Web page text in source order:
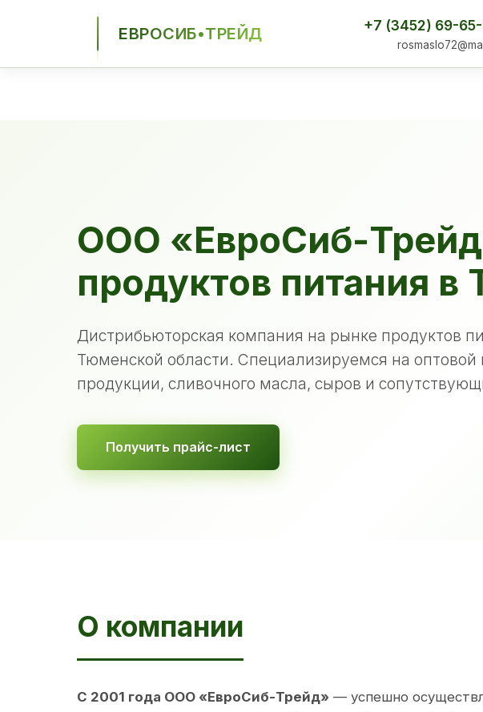
ЕВРОСИБ•ТРЕЙД +7 (3452) 69-
ООО «ЕвроСиб-
продуктов питания
Дистрибьюторская компания на рынке продуктов
Тюменской области. Специализируемся на оптовой
продукции, сливочного масла, сыров и
Получить прайс-лист
О компании
С 2001 года ООО «ЕвроСиб-Трейд» — успешно